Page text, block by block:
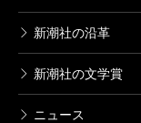
新潮社の沿革
新潮社の文学賞
ニュース